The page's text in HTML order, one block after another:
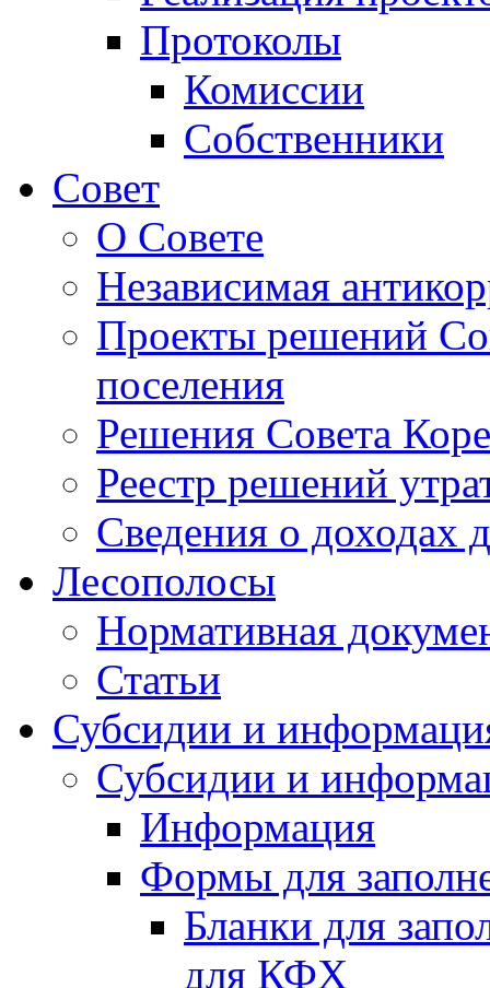
Протоколы
Комиссии
Собственники
Совет
О Совете
Независимая
Проекты решений
поселения
Решения Совета
Реестр решений
Сведения о доходах
Лесополосы
Нормативная
Статьи
Субсидии и
Субсидии и
Информация
Формы для
Бланки для
для КФХ